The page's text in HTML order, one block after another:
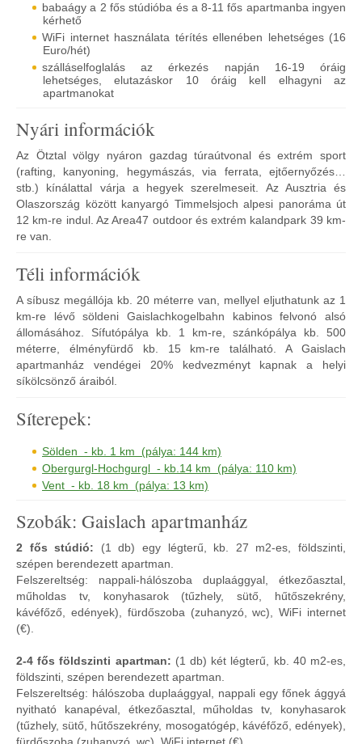
babaágy a 2 fős stúdióba és a 8-11 fős apartmanba ingyen
kérhető
WiFi internet használata térítés ellenében lehetséges (16
Euro/hét)
szálláselfoglalás az érkezés napján 16-19 óráig
lehetséges, elutazáskor 10 óráig kell elhagyni az
apartmanokat
Nyári információk
Az Ötztal völgy nyáron gazdag túraútvonal és extrém sport
(rafting, kanyoning, hegymászás, via ferrata, ejtőernyőzés…
stb.) kínálattal várja a hegyek szerelmeseit. Az Ausztria és
Olaszország között kanyargó Timmelsjoch alpesi panoráma út
12 km-re indul. Az Area47 outdoor és extrém kalandpark 39 km-
re van.
Téli információk
A síbusz megállója kb. 20 méterre van, mellyel eljuthatunk az 1
km-re lévő söldeni Gaislachkogelbahn kabinos felvonó alsó
állomásához. Sífutópálya kb. 1 km-re, szánkópálya kb. 500
méterre, élményfürdő kb. 15 km-re található. A Gaislach
apartmanház vendégei 20% kedvezményt kapnak a helyi
síkölcsönző áraiból.
Síterepek:
Sölden - kb. 1 km (pálya: 144 km)
Obergurgl-Hochgurgl - kb.14 km (pálya: 110 km)
Vent - kb. 18 km (pálya: 13 km)
Szobák: Gaislach apartmanház
2 fős stúdió: (1 db) egy légterű, kb. 27 m2-es, földszinti,
szépen berendezett apartman.
Felszereltség: nappali-hálószoba duplaággyal, étkezőasztal,
műholdas tv, konyhasarok (tűzhely, sütő, hűtőszekrény,
kávéfőző, edények), fürdőszoba (zuhanyzó, wc), WiFi internet
(€).
2-4 fős földszinti apartman: (1 db) két légterű, kb. 40 m2-es,
földszinti, szépen berendezett apartman.
Felszereltség: hálószoba duplaággyal, nappali egy főnek ággyá
nyitható kanapéval, étkezőasztal, műholdas tv, konyhasarok
(tűzhely, sütő, hűtőszekrény, mosogatógép, kávéfőző, edények),